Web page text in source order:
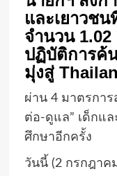
และเยาวช
จำนวน
ปฏิบัติการค้
มุ่งสู่
ผ่าน 4 มาตรกา
ต่อ-ดูแล” เด็กแล
ศึกษาอีกครั้ง
วันนี้ (2 กรกฎาค